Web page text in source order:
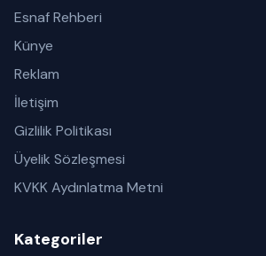
Esnaf Rehberi
Künye
Reklam
İletişim
Gizlilik Politikası
Üyelik Sözleşmesi
KVKK Aydınlatma Metni
Kategoriler